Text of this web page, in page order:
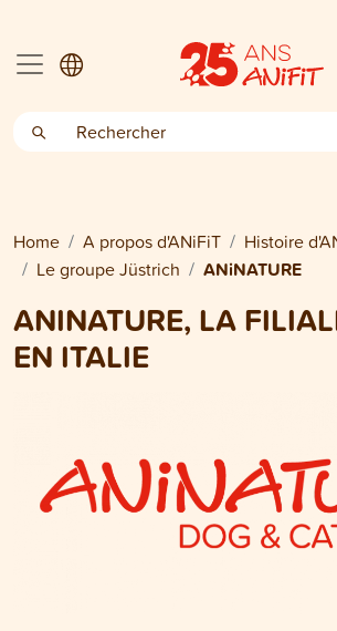
Home A propos d'ANiFiT
Histoire
Le groupe Jüstrich
ANiNATURE
ANINATURE, LA
EN ITALIE